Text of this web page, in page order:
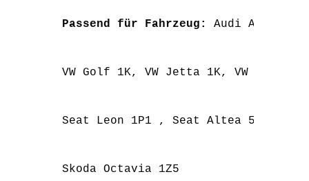
Passend für Fahrzeug: Audi A3 8P
VW Golf 1K, VW Jetta 1K, VW Passat
Seat Leon 1P1 , Seat Altea 5P5
Skoda Octavia 1Z5